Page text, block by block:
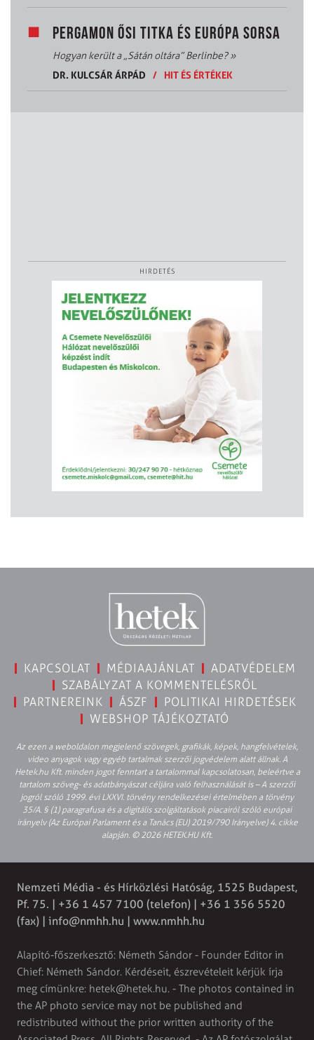
PERGAMON ŐSI TITKA ÉS EURÓPA SORSA
Hogyan került a „Sátán oltára” Berlinbe?»
DR. KULCSÁR ÁRPÁD
/ HIT ÉS ÉRTÉKEK
HIRDETÉS
KAPCSOLAT MÉDIAAJÁNLAT
ADATVÉDELEM
SZABÁLYZAT A KOMMENTELÉSRŐL
PARTNEREINK
ÁSZF
POLITIKAI HIRDETÉSEK
WEBSHOP TÁJÉKOZTATÓ
Az ezen a weboldalon megjelenő szövegek, grafikák, képek, hangfelvételek,
video anyagok vagy egyéb tartalmak szerzői jogvédelem alatt állnak. A
Hetek.hu Kft. minden jogot fenntart a tartalommal kapcsolatosan, beleértve a
tartalom szöveg- és adatbányászat céljára való felhasználását is – A szerzői
jogról szóló 1999. évi LXXVI. törvény rendelkezései értelmében a törvény
35/A. § (1) paragrafusa és a digitális szolgáltatások piacairól szóló európai
irányelv (Az Európai Parlament és a Tanács (EU) 2019/790 Irányelve) 4. cikke
alapján. © 2026 HETEK.HU Kft.
Nemzeti Média - és Hírközlési Hatóság, 1525 Budapest,
Pf. 75. | +36 1 457 7100 (telefon) | +36 1 356 5520
(fax) | info@nmhh.hu | www.nmhh.hu
Alapító-főszerkesztő: Németh Sándor - Founder Editor in
Chief: Németh Sándor. Kérdéseit, észrevételeit kérjük írja
meg címünkre: hetek@hetek.hu. - The photos contained in
the AP photo service may not be published and
redistributed without the prior written authority of the